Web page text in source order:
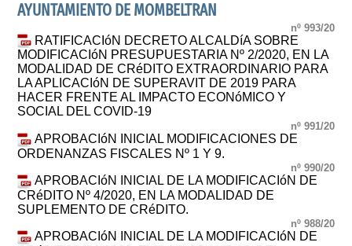
AYUNTAMIENTO DE MOMBELTRAN
nº 993/20
RATIFICACIóN DECRETO ALCALDíA SOBRE
MODIFICACIóN PRESUPUESTARIA Nº 2/2020, EN LA
MODALIDAD DE CRéDITO EXTRAORDINARIO PARA
LA APLICACIóN DE SUPERAVIT DE 2019 PARA
HACER FRENTE AL IMPACTO ECONóMICO Y
SOCIAL DEL COVID-19
nº 991/20
APROBACIóN INICIAL MODIFICACIONES DE
ORDENANZAS FISCALES Nº 1 Y 9.
nº 990/20
APROBACIóN INICIAL DE LA MODIFICACIóN DE
CRéDITO Nº 4/2020, EN LA MODALIDAD DE
SUPLEMENTO DE CRéDITO.
nº 988/20
APROBACIóN INICIAL DE LA MODIFICACIóN DE